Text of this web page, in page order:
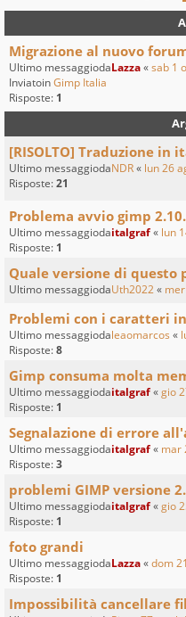
Migrazione al nuovo
Ultimo messaggiodaLazza«sab 1
InviatoinGimp Italia
Risposte: 1
[RISOLTO] Traduzione in
Ultimo messaggiodaNDR« lun 26
Risposte:21
Problema avvio gimp
Ultimo messaggiodaitalgraf« lun
Risposte: 1
Quale versione di questo
Ultimo messaggiodaUth2022«
Problemi con i caratteri
Ultimo messaggiodaleaomarcos «
Risposte:8
Gimp consuma molta
Ultimo messaggiodaitalgraf«gio
Risposte: 1
Segnalazione di errore
Ultimo messaggiodaitalgraf« mar
Risposte:3
problemi GIMP versione
Ultimo messaggiodaitalgraf«gio
Risposte: 1
foto grandi
Ultimo messaggiodaLazza«dom
Risposte: 1
Impossibilità cancellare